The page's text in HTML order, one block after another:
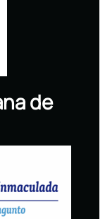
de